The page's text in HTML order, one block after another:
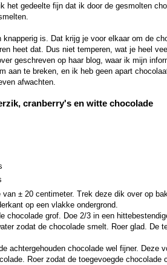
het gedeelte fijn dat ik door de gesmolten
is. Dat krijg je voor elkaar om de
heet dat. Dus niet temperen, wat je heel
geschreven op haar blog, waar ik mijn
aan te breken, en ik heb geen apart
afwachten.
cranberry's en witte chocolade
± 20 centimeter. Trek deze dik over op
op een vlakke ondergrond.
chocolade grof. Doe 2/3 in een
zodat de chocolade smelt. Roer glad. De
achtergehouden chocolade wel fijner. Deze
Roer zodat de toegevoegde chocolade